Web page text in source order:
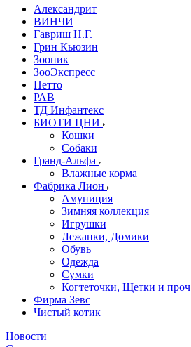
Александрит
ВИНЧИ
Гавриш Н.Г.
Грин Кьюзин
Зооник
ЗооЭкспресс
Петто
РАВ
ТД Инфантекс
БИОТИ ЦНИ
Кошки
Собаки
Гранд-Альфа
Влажные корма
Фабрика Лион
Амуниция
Зимняя коллекция
Игрушки
Лежанки, Домики
Обувь
Одежда
Сумки
Когтеточки, Щетки и проч
Фирма Зевс
Чистый котик
Новости